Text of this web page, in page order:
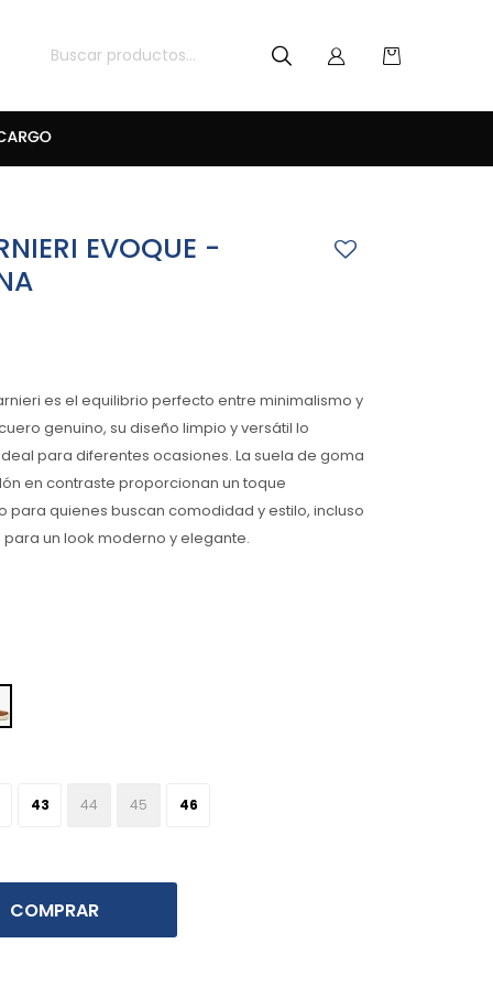
EVOQUE -
es el equilibrio perfecto entre minimalismo y
genuino, su diseño limpio y versátil lo
para diferentes ocasiones. La suela de goma
en contraste proporcionan un toque
para quienes buscan comodidad y estilo, incluso
un look moderno y elegante.
43 44 45 46
COMPRAR